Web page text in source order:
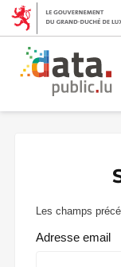
Les champs
Adresse email